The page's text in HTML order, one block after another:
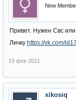
New
Привет. Нужен Свс
Личку https://vk.com/
19 фев 2021
xikosiq